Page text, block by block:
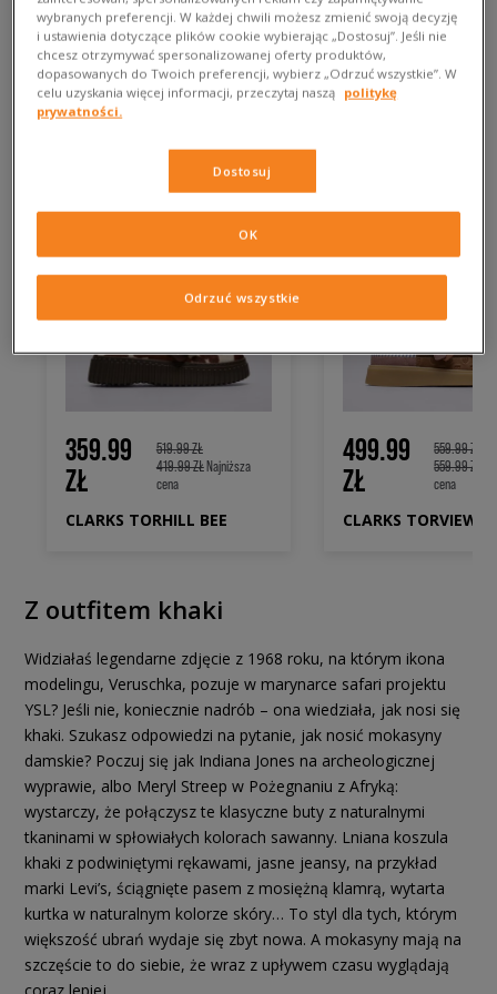
Chyba już czujesz, że to nie opcja dla minimalistek, ale na
wszelki wypadek podpowiemy: nie ograniczaj się.
Rozkloszowana spódnica z koronki w intensywnym kolorze?
Doskonale. Bluzka w wykładanym kołnierzem, ozdobiona
angielskim haftem? Widać, że to czujesz. Czas uruchomić
359.99
ZŁ
519.99 ZŁ
419.99 ZŁNajniższa
cena
CLARKS TORHILL BEE
499.99
ZŁ
559.99 ZŁ
559.99 ZŁ
cena
CLARKS TORVIEW
Z outfitem khaki
Widziałaś legendarne zdjęcie z 1968 roku, na którym ikona
modelingu, Veruschka, pozuje w marynarce safari projektu
YSL? Jeśli nie, koniecznie nadrób – ona wiedziała, jak nosi się
khaki. Szukasz odpowiedzi na pytanie, jak nosić mokasyny
damskie? Poczuj się jak Indiana Jones na archeologicznej
wyprawie, albo Meryl Streep w Pożegnaniu z Afryką:
wystarczy, że połączysz te klasyczne buty z naturalnymi
tkaninami w spłowiałych kolorach sawanny. Lniana koszula
khaki z podwiniętymi rękawami, jasne jeansy, na przykład
marki Levi’s, ściągnięte pasem z mosiężną klamrą, wytarta
kurtka w naturalnym kolorze skóry… To styl dla tych, którym
większość ubrań wydaje się zbyt nowa. A mokasyny mają na
szczęście to do siebie, że wraz z upływem czasu wyglądają
wybranych preferencji. W każdej chwili możesz zmienić swoją decyzję
i ustawienia dotyczące plików cookie wybierając „Dostosuj”. Jeśli nie
chcesz otrzymywać spersonalizowanej oferty produktów,
dopasowanych do Twoich preferencji, wybierz „Odrzuć wszystkie”. W
celu uzyskania więcej informacji, przeczytaj naszą politykę
prywatności.
Dostosuj
Odrzuć wszystkie
OK